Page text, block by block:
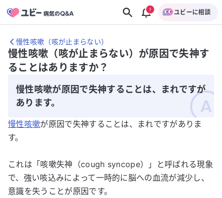
ユビーに相談
慢性咳嗽（咳が止まらない）
慢性咳嗽（咳が止まらない）が原因で失神す
ることはありますか？
慢性咳嗽が原因で失神することは、まれですが
あります。
慢性咳嗽が原因で失神することは、まれですがありま
す。
これは「咳嗽失神（cough syncope）」と呼ばれる現象
で、強い咳込みによって一時的に脳への血流が減少し、
意識を失うことが原因です。